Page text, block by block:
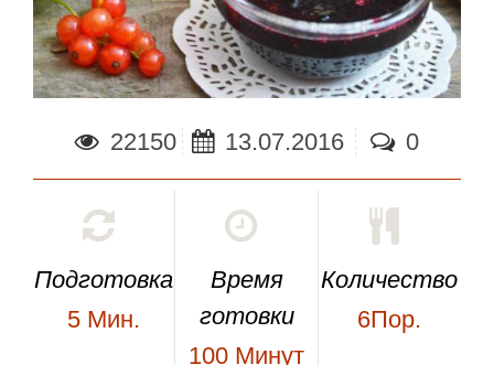
22150 13.07.2016 0
Подготовка
5 Мин.
Время
готовки
100 Минут
Количество
6Пор.